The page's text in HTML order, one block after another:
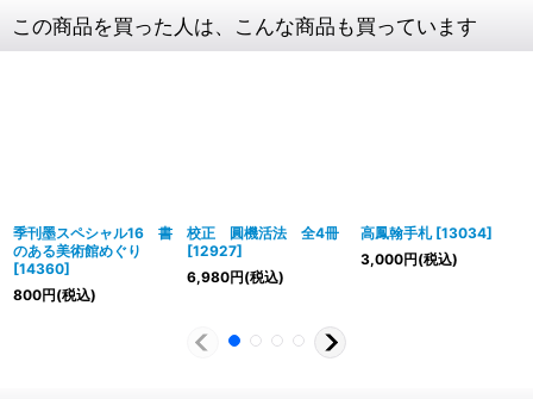
この商品を買った人は、こんな商品も買っています
季刊墨スペシャル16 書
のある美術館めぐり
[14360]
800円(税込)
校正 圓機活法 全4冊
[12927]
6,980円(税込)
高鳳翰手札 [13034]
3,000円(税込)